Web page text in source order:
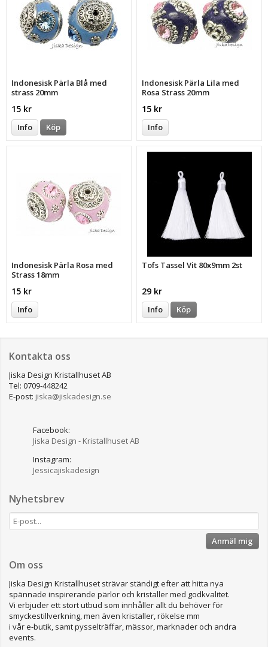
Indonesisk Pärla Blå med
strass 20mm
15 kr
Info Köp
Indonesisk Pärla Lila med
Rosa Strass 20mm
15 kr
Info
Indonesisk Pärla Rosa med
Strass 18mm
15 kr
Info
Tofs Tassel Vit 80x9mm 2st
29 kr
Info Köp
Kontakta oss
Jiska Design Kristallhuset AB
Tel: 0709-448242
E-post: jiska@jiskadesign.se
Facebook:
Jiska Design - Kristallhuset AB
Instagram:
Jessicajiskadesign
Nyhetsbrev
Anmäl mig
Om oss
Jiska Design Kristallhuset strävar ständigt efter att hitta nya
spännade inspirerande pärlor och kristaller med godkvalitet.
Vi erbjuder ett stort utbud som innhåller allt du behöver för
smyckestillverkning, men även kristaller, rökelse mm
i vår e-butik, samt pysselträffar, mässor, marknader och andra
events.